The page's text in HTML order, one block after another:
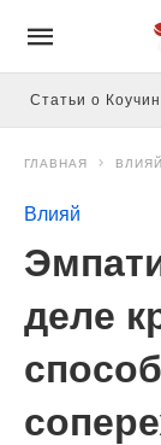
Статьи о
ГЛАВНАЯ ВЛИЯЙ
Влияй
деле